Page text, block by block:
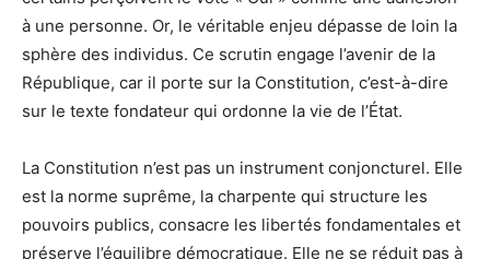
à une personne. Or, le véritable enjeu dépasse de loin la
sphère des individus. Ce scrutin engage l’avenir de la
République, car il porte sur la Constitution, c’est-à-dire
sur le texte fondateur qui ordonne la vie de l’État.
La Constitution n’est pas un instrument conjoncturel. Elle
est la norme suprême, la charpente qui structure les
pouvoirs publics, consacre les libertés fondamentales et
préserve l’équilibre démocratique. Elle ne se réduit pas à